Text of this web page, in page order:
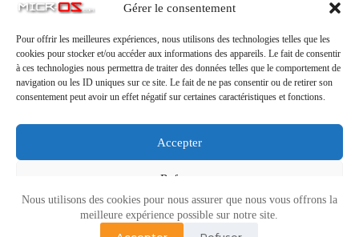
Gérer le consentement
Pour offrir les meilleures expériences, nous utilisons des technologies telles que les
cookies pour stocker et/ou accéder aux informations des appareils. Le fait de consentir
à ces technologies nous permettra de traiter des données telles que le comportement de
navigation ou les ID uniques sur ce site. Le fait de ne pas consentir ou de retirer son
consentement peut avoir un effet négatif sur certaines caractéristiques et fonctions.
Accepter
Refuser
Voir les préférences
Nous utilisons des cookies pour nous assurer que nous vous offrons la
meilleure expérience possible sur notre site.
Laisser un commentaire
Vous devez
pour publier un commentaire.